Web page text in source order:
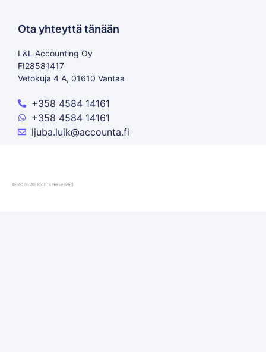
Ota yhteyttä tänään
L&L Accounting Oy
FI28581417
Vetokuja 4 A, 01610 Vantaa
+358 4584 14161
+358 4584 14161
ljuba.luik@accounta.fi
© 2026 All Rights Reserved.